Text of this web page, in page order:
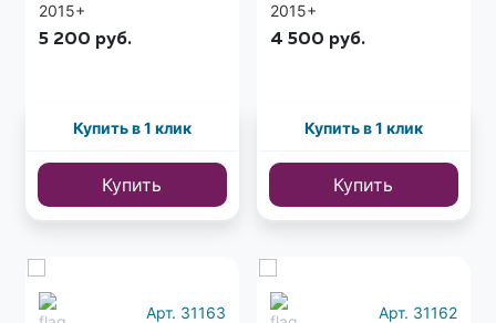
2015+
5 200 руб.
Купить в 1 клик
Купить
2015+
4 500 руб.
Купить в 1 клик
Купить
Арт. 31163 Арт. 31162